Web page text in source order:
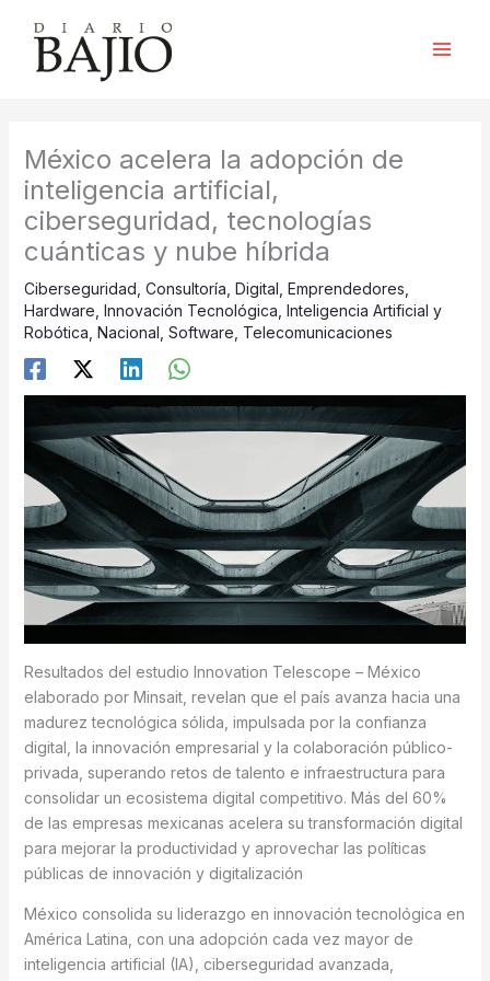
contenido
México acelera la adopción de
inteligencia artificial,
ciberseguridad, tecnologías
cuánticas y nube híbrida
Ciberseguridad Consultoría Digital Emprendedores
Hardware Innovación Tecnológica Inteligencia Artificial y
Robótica Nacional Software Telecomunicaciones
Resultados del estudio Innovation Telescope – México
elaborado por Minsait, revelan que el país avanza hacia una
madurez tecnológica sólida, impulsada por la confianza
digital, la innovación empresarial y la colaboración público-
privada, superando retos de talento e infraestructura para
consolidar un ecosistema digital competitivo. Más del 60%
de las empresas mexicanas acelera su transformación digital
para mejorar la productividad y aprovechar las políticas
públicas de innovación y digitalización
México consolida su liderazgo en innovación tecnológica en
América Latina, con una adopción cada vez mayor de
inteligencia artificial (IA), ciberseguridad avanzada,